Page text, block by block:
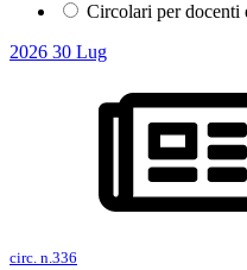
Circolari per docenti
2026 30 Lug
circ. n.336